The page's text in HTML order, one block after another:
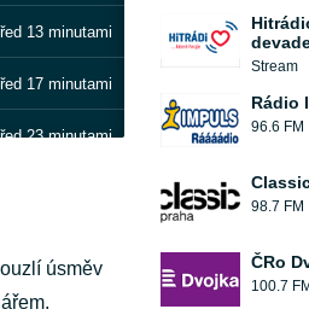
13 minutami
17 minutami
23 minutami
47 minutami
úsměv
Stream
Rádio
96.6 FM
98.7 FM
ČRo
100.7